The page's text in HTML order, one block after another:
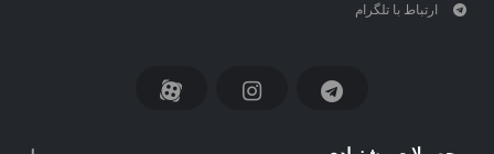
ارتباط با تلگرام